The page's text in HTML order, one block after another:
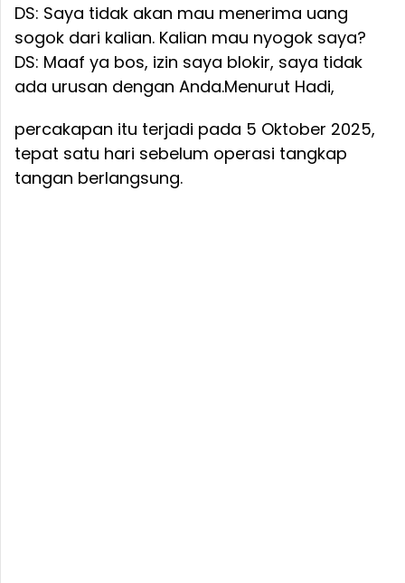
DS: Saya tidak akan mau menerima uang
sogok dari kalian. Kalian mau nyogok saya?
DS: Maaf ya bos, izin saya blokir, saya tidak
ada urusan dengan Anda.Menurut Hadi,
percakapan itu terjadi pada 5 Oktober 2025,
tepat satu hari sebelum operasi tangkap
tangan berlangsung.